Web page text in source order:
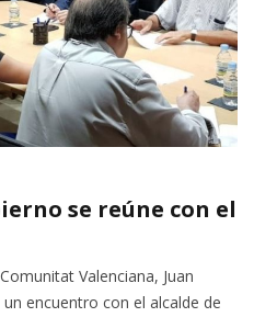
se reúne con el
Valenciana, Juan
encuentro con el alcalde de